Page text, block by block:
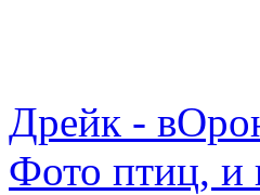
Дрейк -
Фото птиц, и